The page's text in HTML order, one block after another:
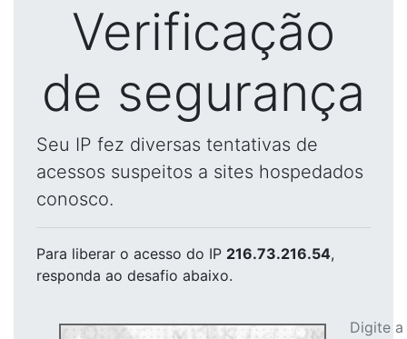
Verificação
de segurança
Seu IP fez diversas tentativas de
acessos suspeitos a sites hospedados
conosco.
Para liberar o acesso do IP 216.73.216.54,
responda ao desafio abaixo.
Digite